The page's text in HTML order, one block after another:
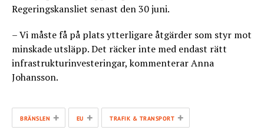
Regeringskansliet senast den 30 juni.
– Vi måste få på plats ytterligare åtgärder som styr mot
minskade utsläpp. Det räcker inte med endast rätt
infrastrukturinvesteringar, kommenterar Anna
Johansson.
BRÄNSLEN + EU + TRAFIK & TRANSPORT +